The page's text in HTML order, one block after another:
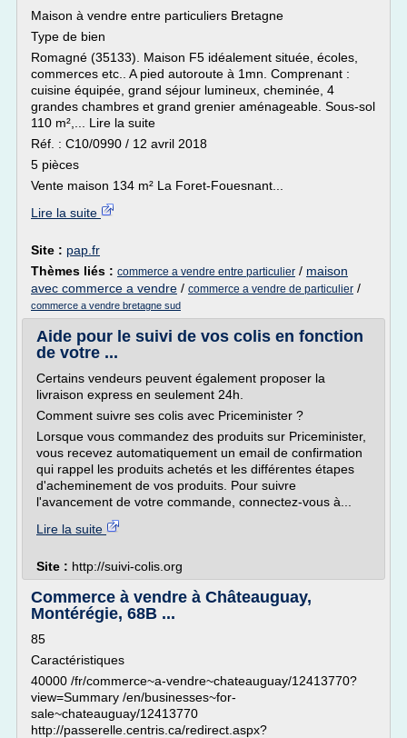
Maison à vendre entre particuliers Bretagne
Type de bien
Romagné (35133). Maison F5 idéalement située, écoles,
commerces etc.. A pied autoroute à 1mn. Comprenant :
cuisine équipée, grand séjour lumineux, cheminée, 4
grandes chambres et grand grenier aménageable. Sous-sol
110 m²,... Lire la suite
Réf. : C10/0990 / 12 avril 2018
5 pièces
Vente maison 134 m² La Foret-Fouesnant...
Lire la suite
Site : pap.fr
Thèmes liés : commerce a vendre entre particulier / maison
avec commerce a vendre / commerce a vendre de particulier /
commerce a vendre bretagne sud
Aide pour le suivi de vos colis en fonction
de votre ...
Certains vendeurs peuvent également proposer la
livraison express en seulement 24h.
Comment suivre ses colis avec Priceminister ?
Lorsque vous commandez des produits sur Priceminister,
vous recevez automatiquement un email de confirmation
qui rappel les produits achetés et les différentes étapes
d'acheminement de vos produits. Pour suivre
l'avancement de votre commande, connectez-vous à...
Lire la suite
Site : http://suivi-colis.org
Commerce à vendre à Châteauguay,
Montérégie, 68B ...
85
Caractéristiques
40000 /fr/commerce~a-vendre~chateauguay/12413770?
view=Summary /en/businesses~for-
sale~chateauguay/12413770
http://passerelle.centris.ca/redirect.aspx?